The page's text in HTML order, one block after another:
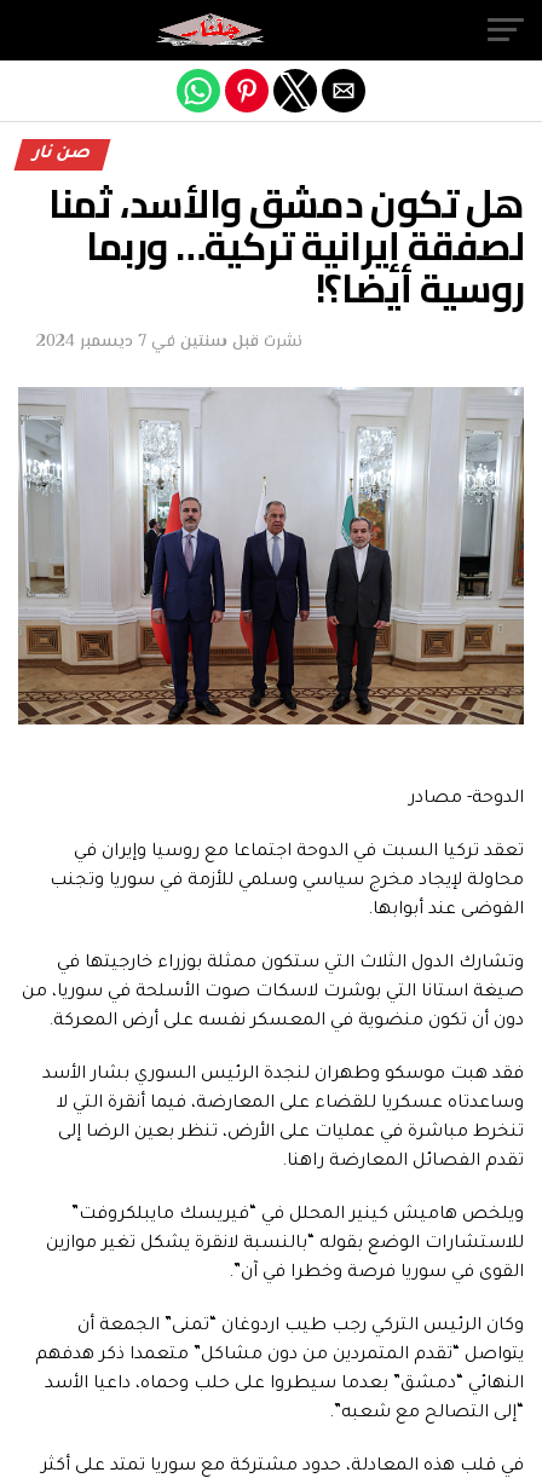
صن نار
هل تكون دمشق والأسد، ثمنا
لصفقة إيرانية تركية… وربما
روسية أيضا؟!
نشرت قبل سنتين في 7 ديسمبر 2024
الدوحة- مصادر
تعقد تركيا السبت في الدوحة اجتماعا مع روسيا وإيران في
محاولة لإيجاد مخرج سياسي وسلمي للأزمة في سوريا وتجنب
الفوضى عند أبوابها.
وتشارك الدول الثلاث التي ستكون ممثلة بوزراء خارجيتها في
صيغة استانا التي بوشرت لاسكات صوت الأسلحة في سوريا، من
دون أن تكون منضوية في المعسكر نفسه على أرض المعركة.
فقد هبت موسكو وطهران لنجدة الرئيس السوري بشار الأسد
وساعدتاه عسكريا للقضاء على المعارضة، فيما أنقرة التي لا
تنخرط مباشرة في عمليات على الأرض، تنظر بعين الرضا إلى
تقدم الفصائل المعارضة راهنا.
ويلخص هاميش كينير المحلل في “فيريسك مايبلكروفت”
للاستشارات الوضع بقوله “بالنسبة لانقرة يشكل تغير موازين
القوى في سوريا فرصة وخطرا في آن”.
وكان الرئيس التركي رجب طيب اردوغان “تمنى” الجمعة أن
يتواصل “تقدم المتمردين من دون مشاكل” متعمدا ذكر هدفهم
النهائي “دمشق” بعدما سيطروا على حلب وحماه، داعيا الأسد
“إلى التصالح مع شعبه”.
في قلب هذه المعادلة، حدود مشتركة مع سوريا تمتد على أكثر
Exit mobile version